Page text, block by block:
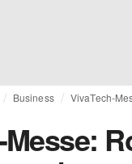
Business VivaTech-